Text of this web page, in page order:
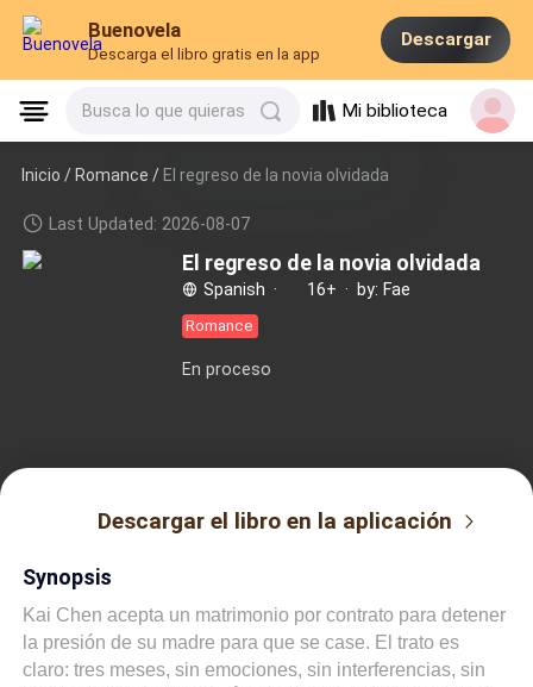
Buenovela
Descarga el libro gratis en la app
Descargar
Busca lo que quieras Mi biblioteca
Inicio /Romance / El regreso de la novia olvidada
Last Updated: 2026-08-07
El regreso de la novia olvidada
Spanish · 16+ · by: Fae
Romance
En proceso
Descargar el libro en la aplicación
Synopsis
Kai Chen acepta un matrimonio por contrato para detener
la presión de su madre para que se case. El trato es
claro: tres meses, sin emociones, sin interferencias, sin